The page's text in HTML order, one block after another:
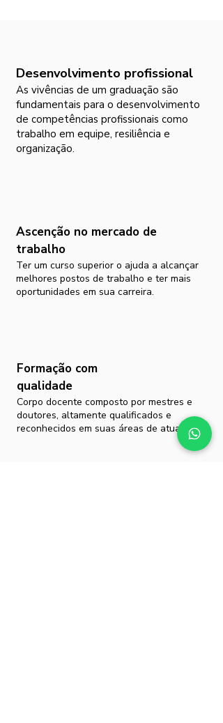
Desenvolvimento profissional
As vivências de um graduação são
fundamentais para o desenvolvimento
de competências profissionais como
trabalho em equipe, resiliência e
organização.
Ascenção no mercado de
trabalho
Ter um curso superior o ajuda a alcançar
melhores postos de trabalho e ter mais
oportunidades em sua carreira.
Formação com
qualidade
Corpo docente composto por mestres e
doutores, altamente qualificados e
reconhecidos em suas áreas de atuação.